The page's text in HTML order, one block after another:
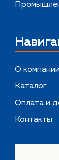
О компании
Каталог
Оплата и
Контакты